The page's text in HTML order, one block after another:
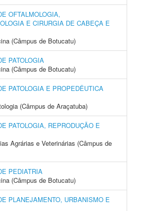
OFTALMOLOGIA,
E CIRURGIA DE CABEÇA E
(Câmpus de Botucatu)
PATOLOGIA
(Câmpus de Botucatu)
PATOLOGIA E PROPEDÊUTICA
(Câmpus de Araçatuba)
PATOLOGIA, REPRODUÇÃO E
Agrárias e Veterinárias (Câmpus de
PEDIATRIA
(Câmpus de Botucatu)
PLANEJAMENTO, URBANISMO E